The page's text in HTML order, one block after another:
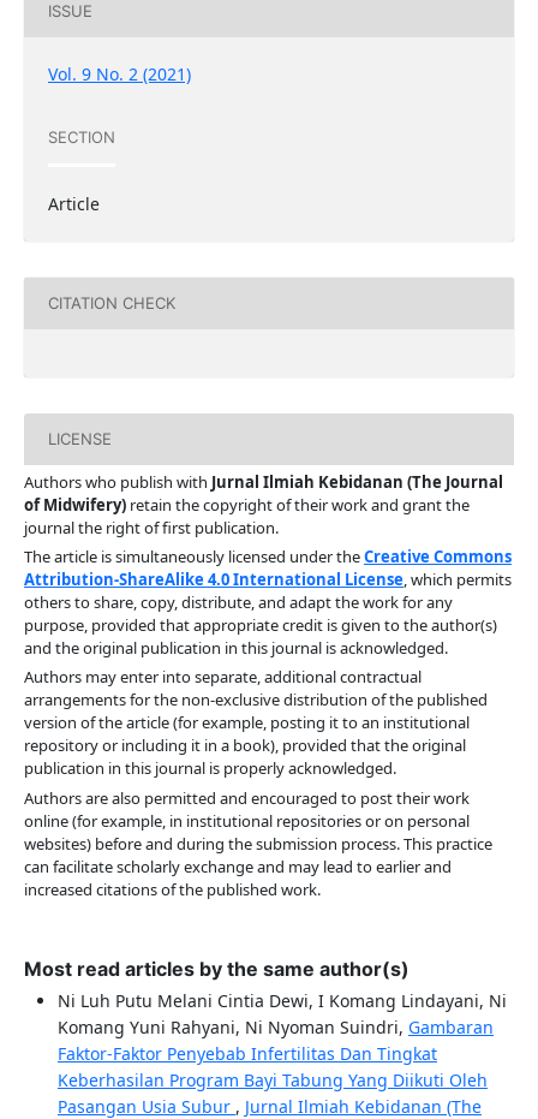
ISSUE
Vol. 9 No. 2 (2021)
SECTION
Article
CITATION CHECK
LICENSE
Authors who publish with Jurnal Ilmiah Kebidanan (The Journal
of Midwifery)retain the copyright of their work and grant the
journal the right of first publication.
The article is simultaneously licensed under theCreative Commons
Attribution-ShareAlike 4.0 International License, which permits
others to share, copy, distribute, and adapt the work for any
purpose, provided that appropriate credit is given to the author(s)
and the original publication in this journal is acknowledged.
Authors may enter into separate, additional contractual
arrangements for the non-exclusive distribution of the published
version of the article (for example, posting it to an institutional
repository or including it in a book), provided that the original
publication in this journal is properly acknowledged.
Authors are also permitted and encouraged to post their work
online (for example, in institutional repositories or on personal
websites) before and during the submission process. This practice
can facilitate scholarly exchange and may lead to earlier and
increased citations of the published work.
Most read articles by the same author(s)
Ni Luh Putu Melani Cintia Dewi, I Komang Lindayani, Ni
Komang Yuni Rahyani, Ni Nyoman Suindri, Gambaran
Faktor-Faktor Penyebab Infertilitas Dan Tingkat
Keberhasilan Program Bayi Tabung Yang Diikuti Oleh
Pasangan Usia Subur , Jurnal Ilmiah Kebidanan (The